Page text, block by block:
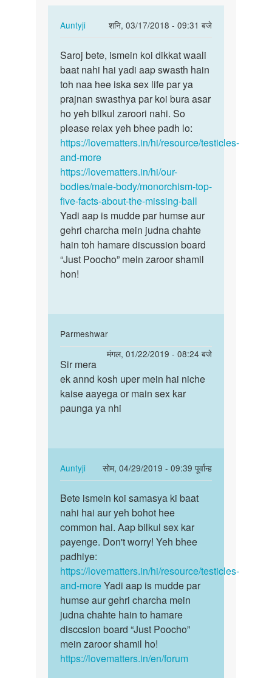
Auntyji
शनि, 03/17/2018 - 09:31 बजे
In
to
Agar
ek
brishan
upar
ki
tarf…
by
saroj
kumar
Saroj
bete,
ismein
koi…
Saroj bete, ismein koi dikkat waali
baat nahi hai yadi aap swasth hain
toh naa hee iska sex life par ya
prajnan swasthya par koi bura asar
ho yeh bilkul zaroori nahi. So
please relax yeh bhee padh lo:
https://lovematters.in/hi/resource/testicles-
and-more
https://lovematters.in/hi/our-
bodies/male-body/monorchism-top-
five-facts-about-the-missing-ball
Yadi aap is mudde par humse aur
gehri charcha mein judna chahte
hain toh hamare discussion board
“Just Poocho” mein zaroor shamil
hon!
Parmeshwar
मंगल, 01/22/2019 - 08:24 बजे
In
reply
Saroj
bete,
ismein
Auntyji
Sir
mera
ek
annd
Sir mera
ek annd kosh uper mein hai niche
kaise aayega or main sex kar
paunga ya nhi
Auntyji
सोम, 04/29/2019 - 09:39 पूर्वान्ह
In
reply
to
Sir
mera
ek
annd
kosh
uper…
by
Parmeshwar
Bete
ismein
koi
samasya
ki…
Bete ismein koi samasya ki baat
nahi hai aur yeh bohot hee
common hai. Aap bilkul sex kar
payenge. Don't worry! Yeh bhee
padhiye:
https://lovematters.in/hi/resource/testicles-
and-moreYadi aap is mudde par
humse aur gehri charcha mein
judna chahte hain to hamare
disccsion board “Just Poocho”
mein zaroor shamil ho!
https://lovematters.in/en/forum